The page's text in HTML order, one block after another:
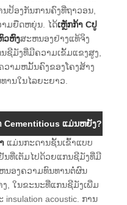
ປ້ອງກັນການຄົງທີ່ຖາວອນ,
າມຍືດຫຍຸ່ນ. ໄດ້ເຫຼັກກ້າ Cປູ
ວຫົງສະຫນອງຢ່າງແທ້ຈິງ
ຊີມັງທີ່ມີຄວາມເຂັ້ມແຂງສູງ,
າມຫມັ້ນຄົງຂອງໂຄງສ້າງ
ານໃນໄລຍະຍາວ.
Cementitious ແມ່ນຫຍັງ?
ແມ່ນກະດານຊັ້ນເຂົ້າແບບ
ນທີ່ເຕັມໄປດ້ວຍແກນຊີມັງທີ່ມີ
ນອງຄວາມທົນທານຕໍ່ຜົນ
, ໃນຂະນະທີ່ແກນຊີມັງເພີ່ມ
acoustic. ການ